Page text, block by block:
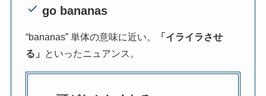
go bananas
“bananas” 単体の意味に近い。
「イライラさせ
る」
といったニュアンス。